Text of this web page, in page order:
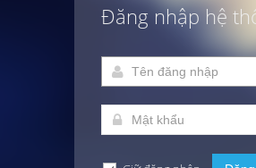
Đăng nhập hệ